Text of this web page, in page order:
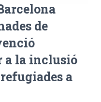
de
a la inclusió
a